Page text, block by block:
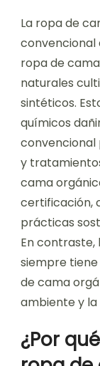
La ropa de
convencional
ropa de
naturales
sintéticos.
químicos
convencional
y
cama
certificación,
prácticas
En
siempre
de cama
ambiente y la
¿Por